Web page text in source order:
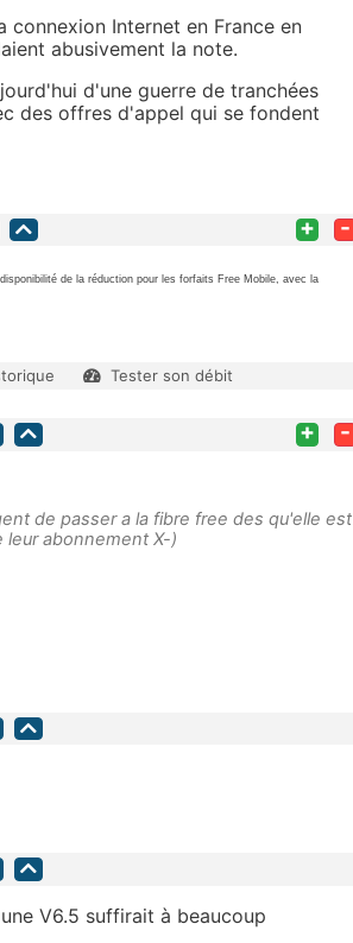
connexion Internet en France en
abusivement la note.
d'une guerre de tranchées
des offres d'appel qui se fondent
+ -
de la réduction pour les forfaits Free Mobile, avec la
Tester son débit
+ -
de passer a la fibre free des qu'elle est
leur abonnement X-)
V6.5 suffirait à beaucoup